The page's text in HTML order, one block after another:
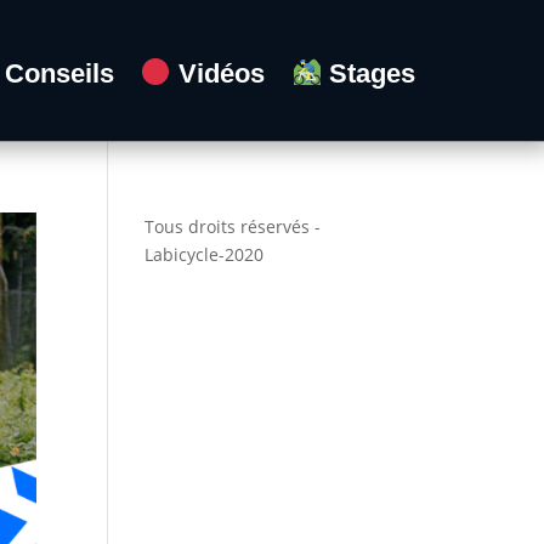
Conseils Vidéos Stages
Tous droits réservés -
Labicycle-2020